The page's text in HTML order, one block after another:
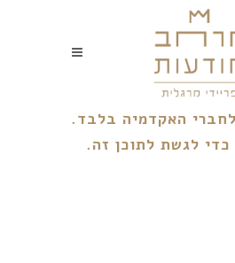
האקדמיה בלבד.
לגשת לתוכן זה.